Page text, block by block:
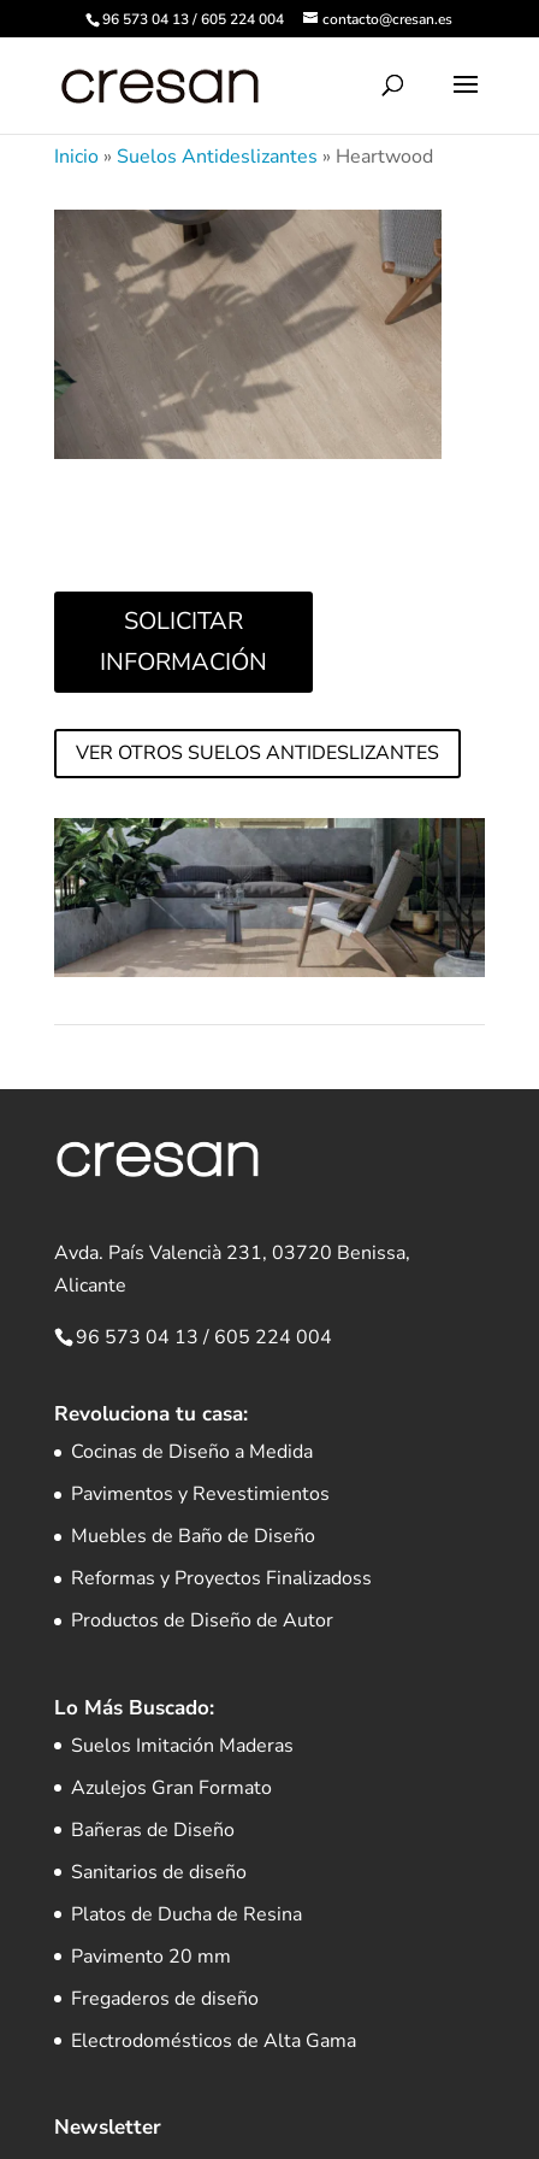
96 573 04 13 / 605 224 004 contacto@cresan.es
Inicio» Suelos Antideslizantes » Heartwood
SOLICITAR
INFORMACIÓN
VER OTROS SUELOS ANTIDESLIZANTES
Avda. País Valencià 231, 03720 Benissa,
Alicante
96 573 04 13/ 605 224 004
Revoluciona tu casa:
Cocinas de Diseño a Medida
Pavimentos y Revestimientos
Muebles de Baño de Diseño
Reformas y Proyectos Finalizadoss
Productos de Diseño de Autor
Lo Más Buscado:
Suelos Imitación Maderas
Azulejos Gran Formato
Bañeras de Diseño
Sanitarios de diseño
Platos de Ducha de Resina
Pavimento 20 mm
Fregaderos de diseño
Electrodomésticos de Alta Gama
Newsletter